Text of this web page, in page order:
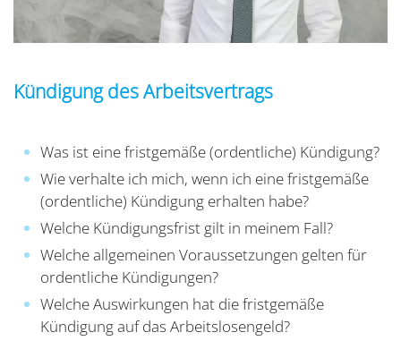
Kündigung des Arbeitsvertrags
Was ist eine fristgemäße (ordentliche) Kündigung?
Wie verhalte ich mich, wenn ich eine fristgemäße
(ordentliche) Kündigung erhalten habe?
Welche Kündigungsfrist gilt in meinem Fall?
Welche allgemeinen Voraussetzungen gelten für
ordentliche Kündigungen?
Welche Auswirkungen hat die fristgemäße
Kündigung auf das Arbeitslosengeld?